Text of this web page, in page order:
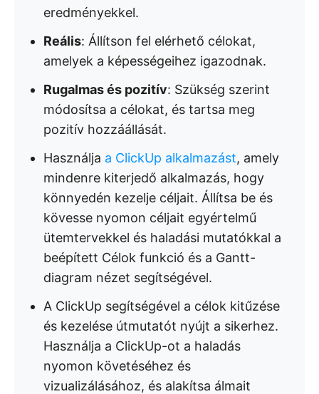
eredményekkel.
Reális: Állítson fel elérhető célokat,
amelyek a képességeihez igazodnak.
Rugalmas és pozitív: Szükség szerint
módosítsa a célokat, és tartsa meg
pozitív hozzáállását.
Használja a ClickUp alkalmazást, amely
mindenre kiterjedő alkalmazás, hogy
könnyedén kezelje céljait. Állítsa be és
kövesse nyomon céljait egyértelmű
ütemtervekkel és haladási mutatókkal a
beépített Célok funkció és a Gantt-
diagram nézet segítségével.
A ClickUp segítségével a célok kitűzése
és kezelése útmutatót nyújt a sikerhez.
Használja a ClickUp-ot a haladás
nyomon követéséhez és
vizualizálásához, és alakítsa álmait